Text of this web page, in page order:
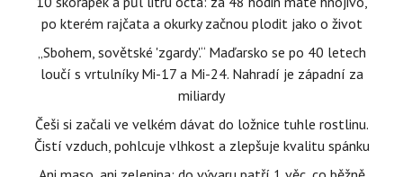
po kterém rajčata a okurky začnou plodit jako o život
„Sbohem, sovětské 'zgardy'.“ Maďarsko se po 40 letech
loučí s vrtulníky Mi-17 a Mi-24. Nahradí je západní za
miliardy
Češi si začali ve velkém dávat do ložnice tuhle rostlinu.
Čistí vzduch, pohlcuje vlhkost a zlepšuje kvalitu spánku